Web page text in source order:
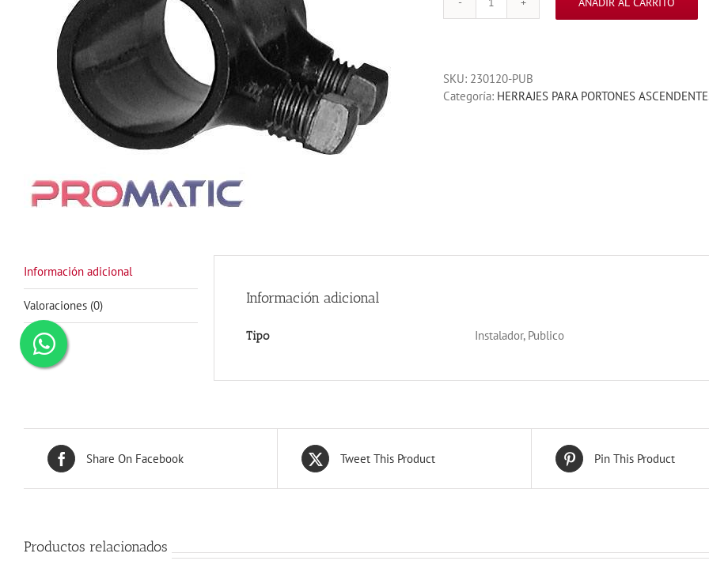
COPLE
FLECHA
RESIDENCIAL
SKU: 230120-PUB
Categoría: HERRAJES PARA PORTONES
Información adicional
Valoraciones (0) Información adicional
Tipo Instalador, Publico
Share On Facebook Tweet This Product Pin This Product
Productos relacionados